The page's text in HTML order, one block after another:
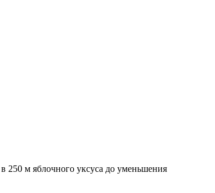
250 м яблочного уксуса до уменьшения